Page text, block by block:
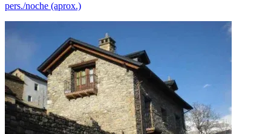
pers./noche (aprox.)